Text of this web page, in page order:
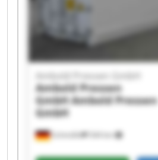
Schmölln 544 km
Ambold Pressen GmbH
Ambold Pressen
GmbHAmbold Pressen
GmbH